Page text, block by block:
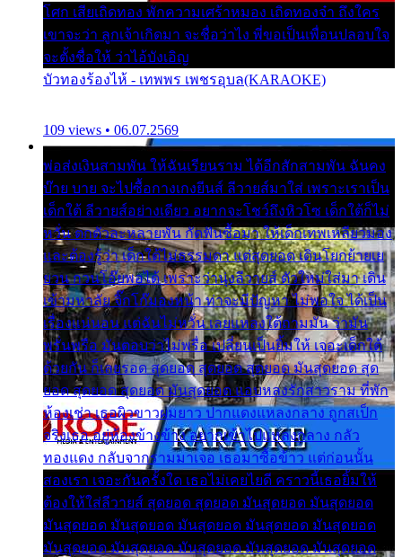
โศก เสียเถิดทอง พักความเศร้าหมอง เถิดทองจ๋า ถึงใคร
เขาจะว่า ลูกเจ้าเกิดมา จะชื่อว่าไง พี่ขอเป็นเพื่อนปลอบใจ
จะตั้งชื่อให้ ว่าไอ้บังเอิญ
บัวทองร้องไห้ - เทพพร เพชรอุบล(KARAOKE)
109 views • 06.07.2569
พ่อส่งเงินสามพัน ให้ฉันเรียนราม ได้อีกสักสามพัน ฉันคง
บ๊าย บาย จะไปซื้อกางเกงยีนส์ ลีวายส์มาใส่ เพราะเราเป็น
เด็กใต้ ลีวายส์อย่างเดียว อยากจะโชว์ถึงหิวโซ เด็กใต้ก็ไม่
หวั่น ตกตัวละหลายพัน กัดฟันซื้อมา ให้เด็กเทพเหลียวมอง
และต้องรู้ว่า เด็กใต้ไม่ธรรมดา แต่สุดยอด เดินโยกย้ายเย
ยวน กวนโอ๊ยพอได้ เพราะว่านุ่งลีวายส์ ตัวใหม่ใส่มา เดิน
เข้ามหาลัย จิ๊กโก๊มองหน้า ท่าจะมีปัญหา ไม่พอใจ ได้เป็น
เรื่องแน่นอน แต่ฉันไม่หวั่น เลยแหลงใต้ถามมัน ว่ามัน
พรั่นพรือ มันตอบว่าไม่พรื่อ เปลี่ยนเป็นยิ้มให้ เจอะเด็กใต้
ด้วยกัน ก็เลยรอด สุดยอด สุดยอด สุดยอด มันสุดยอด สุด
ยอด สุดยอด สุดยอด มันสุดยอด แอบหลงรักสาวราม ที่พัก
ห้องเช่า เธอผิวขาวผมยาว ปากแดงแหลงกลาง ถูกสเป็ก
จริงเธอ อยู่ห้องข้างข้าง อยากเข้าไปแหลงกลาง กลัว
ทองแดง กลับจากรามมาเจอ เธอมาซื้อข้าว แต่ก่อนนั้น
สองเรา เจอะกันครั้งใด เธอไม่เคยไยดี คราวนี้เธอยิ้มให้
ต้องให้ใส่ลีวายส์ สุดยอด สุดยอด มันสุดยอด มันสุดยอด
มันสุดยอด มันสุดยอด มันสุดยอด มันสุดยอด มันสุดยอด
มันสุดยอด มันสุดยอด มันสุดยอด มันสุดยอด มันสุดยอด